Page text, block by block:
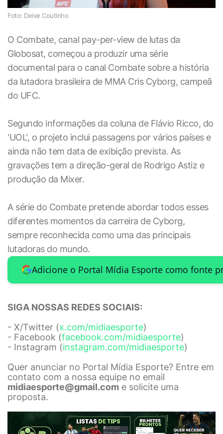
Foto: Deive Coutinho
O Combate, canal pay-per-view de lutas da
Globosat, começou a produzir uma série
documental para o canal Combate sobre a história
da lutadora brasileira de MMA Cris Cyborg, campeã
do UFC.
Segundo informações da coluna de Flávio Ricco, do
'UOL', o projeto inclui passagens por vários países e
ainda não tem data de exibição prevista. As
gravações tem a direção-geral de Rodrigo Astiz e
produção da Mixer.
A série do Combate pretende abordar todos esses
diferentes momentos da carreira de Cyborg,
sempre reconhecida como uma das principais
lutadoras do mundo.
Adicione o Portal Mídia Esporte como fonte
SIGA NOSSAS REDES SOCIAIS:
- X/Twitter (x.com/midiaesporte)
- Facebook (facebook.com/midiaesporte)
- Instagram (instagram.com/midiaesporte)
Quer anunciar no Portal Mídia Esporte? Entre em
contato com a nossa equipe no email
midiaesporte@gmail.com e solicite uma
proposta.